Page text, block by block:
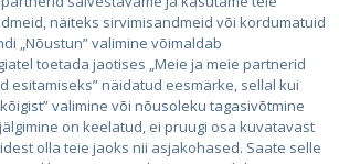
näiteks sirvimisandmeid või kordumatuid
„Nõustun” valimine võimaldab
toetada jaotises „Meie ja meie partnerid
esitamiseks” näidatud eesmärke, sellal kui
valimine või nõusoleku tagasivõtmine
on keelatud, ei pruugi osa kuvatavast
olla teie jaoks nii asjakohased. Saate selle